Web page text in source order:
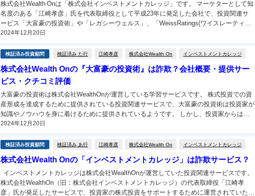
2024年12月20日
株式会社Wealth Onは「株式会社インベストメントカレッジ」です。 マーケターとして知
名度のある「江崎孝彦」氏を代表取締役として平成23年に発足した会社で、投資関連サ
ービス「大富豪の投資術」や「レガシーウェルス」、「WeissRatings(ワイスレーティン
検証済み投資顧問 検証済み た行 江崎孝彦 株式会社Wealth On インベストメントカレッジ
株式会社Wealth Onの『大富豪の投資術』は詐欺？会社概要・提供サー
ビス・クチコミ評価
2024年12月20日
大富豪の投資術は株式会社WealthOnが運営している学習サービスです。 株式投資での資
産形成を達成するために提供されている投資関連サービスで、大富豪の投資術は投資家が
知識やノウハウを身に着けるために提供されているようです。 しかし、投資家からは
「大富豪の投資術は株式投資に役立たない」との声が挙がっていることが分か...
検証済み投資顧問 検証済み あ行 江崎孝彦 株式会社Wealth On インベストメントカレッジ
株式会社Wealth Onの「インベストメントカレッジ」は詐欺サービス？
インベストメントカレッジは株式会社WealthOnが運営していた投資関連サービスです。
株式会社WealthOn（旧：株式会社インベストメントカレッジ）の代表取締役「江崎孝
彦」氏が発足したサービスで、投資家の株式投資をサポートするために運営されていたこ